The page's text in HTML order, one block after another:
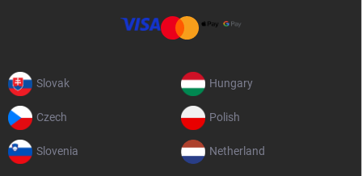
Slovak Hungary
Czech Polish
Slovenia Netherland